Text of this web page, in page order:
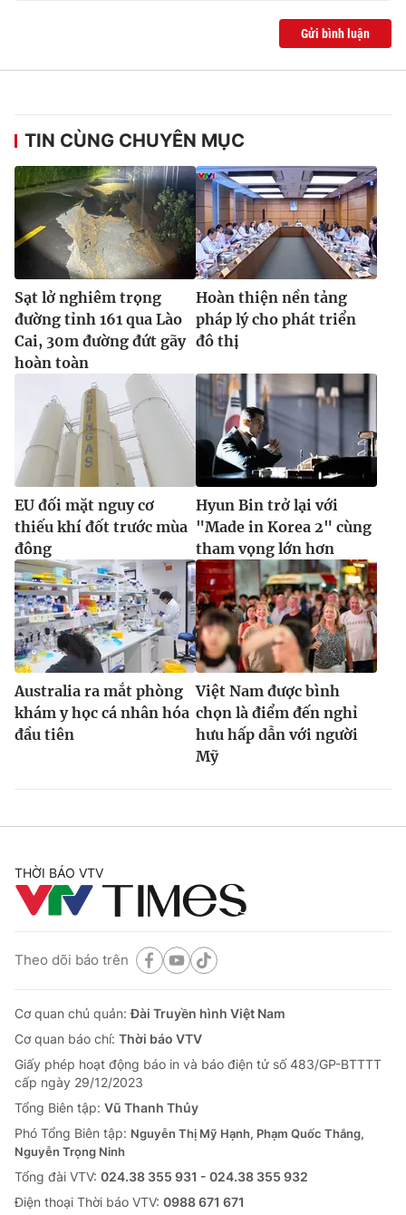
Gửi bình luận
TIN CÙNG CHUYÊN MỤC
Sạt lở nghiêm trọng
đường tỉnh 161 qua Lào
Cai, 30m đường đứt gãy
hoàn toàn
Hoàn thiện nền tảng
pháp lý cho phát triển
đô thị
EU đối mặt nguy cơ
thiếu khí đốt trước mùa
đông
Hyun Bin trở lại với
"Made in Korea 2" cùng
tham vọng lớn hơn
Australia ra mắt phòng
khám y học cá nhân hóa
đầu tiên
Việt Nam được bình
chọn là điểm đến nghỉ
hưu hấp dẫn với người
Mỹ
THỜI BÁO VTV
Theo dõi báo trên
Cơ quan chủ quản:Đài Truyền hình Việt Nam
Cơ quan báo chí: Thời báo VTV
Giấy phép hoạt động báo in và báo điện tử số 483/GP-BTTTT
cấp ngày 29/12/2023
Tổng Biên tập: Vũ Thanh Thủy
Phó Tổng Biên tập: Nguyễn Thị Mỹ Hạnh, Phạm Quốc Thắng,
Nguyễn Trọng Ninh
Tổng đài VTV: 024.38 355 931 - 024.38 355 932
Ðiện thoại Thời báo VTV: 0988 671 671